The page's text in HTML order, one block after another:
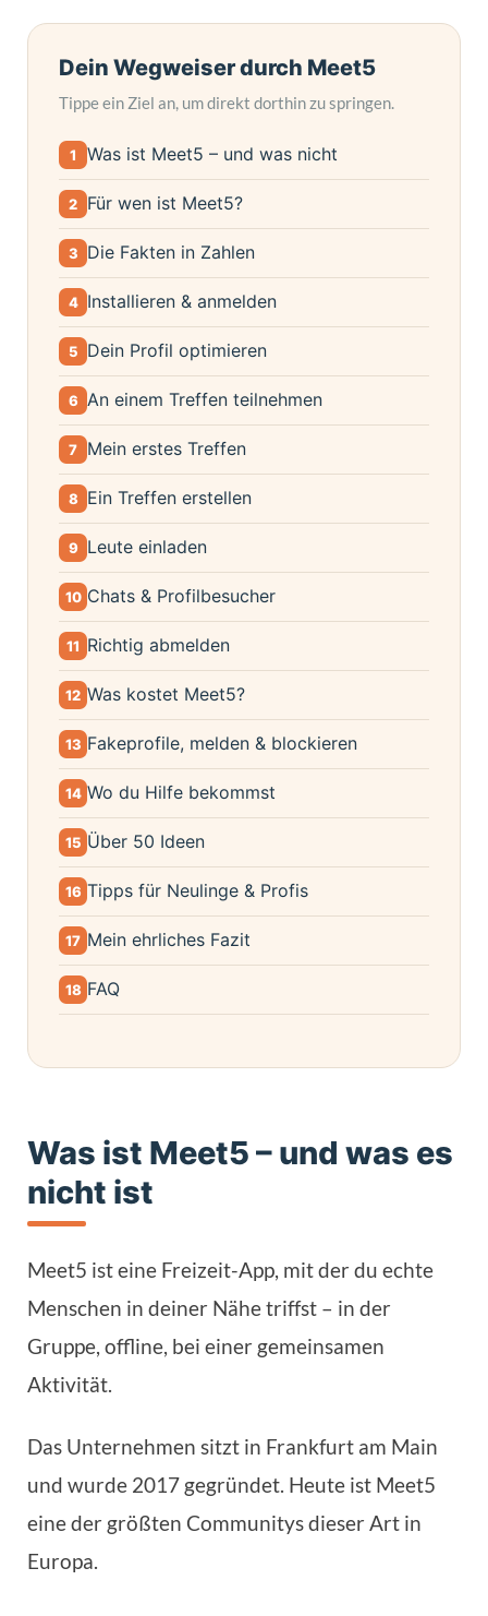
Dein Wegweiser durch Meet5
Tippe ein Ziel an, um direkt dorthin zu springen.
1 Was ist Meet5 – und was nicht
2 Für wen ist Meet5?
3 Die Fakten in Zahlen
4 Installieren & anmelden
5 Dein Profil optimieren
6 An einem Treffen teilnehmen
7 Mein erstes Treffen
8 Ein Treffen erstellen
9 Leute einladen
10 Chats & Profilbesucher
11 Richtig abmelden
12 Was kostet Meet5?
13 Fakeprofile, melden & blockieren
14 Wo du Hilfe bekommst
15 Über 50 Ideen
16 Tipps für Neulinge & Profis
17 Mein ehrliches Fazit
18 FAQ
Was ist Meet5 – und was es
nicht ist
Meet5 ist eine Freizeit-App, mit der du echte
Menschen in deiner Nähe triffst – in der
Gruppe, offline, bei einer gemeinsamen
Aktivität.
Das Unternehmen sitzt in Frankfurt am Main
und wurde 2017 gegründet. Heute ist Meet5
eine der größten Communitys dieser Art in
Europa.